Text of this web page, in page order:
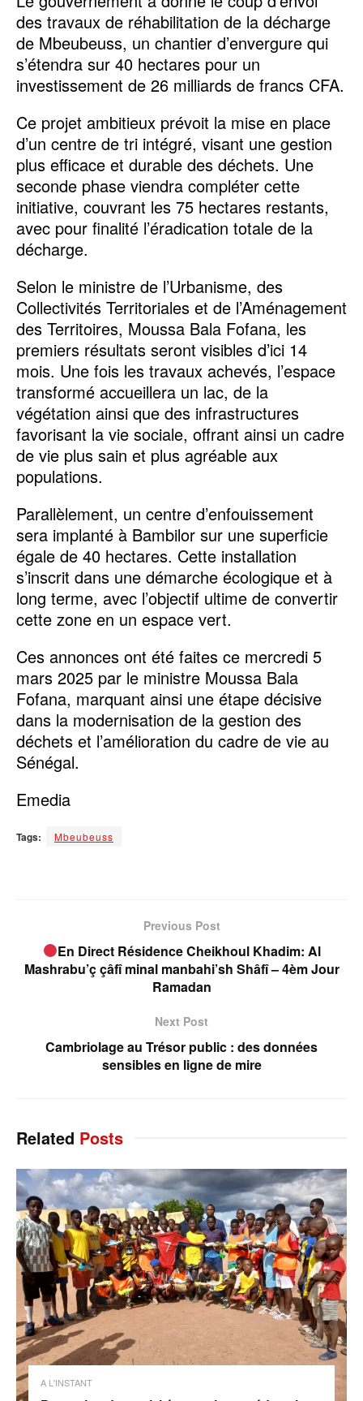
des travaux de réhabilitation de la décharge
de Mbeubeuss, un chantier d’envergure qui
s’étendra sur 40 hectares pour un
investissement de 26 milliards de francs CFA.
Ce projet ambitieux prévoit la mise en place
d’un centre de tri intégré, visant une gestion
plus efficace et durable des déchets. Une
seconde phase viendra compléter cette
initiative, couvrant les 75 hectares restants,
avec pour finalité l’éradication totale de la
décharge.
Selon le ministre de l’Urbanisme, des
Collectivités Territoriales et de l’Aménagement
des Territoires, Moussa Bala Fofana, les
premiers résultats seront visibles d’ici 14
mois. Une fois les travaux achevés, l’espace
transformé accueillera un lac, de la
végétation ainsi que des infrastructures
favorisant la vie sociale, offrant ainsi un cadre
de vie plus sain et plus agréable aux
populations.
Parallèlement, un centre d’enfouissement
sera implanté à Bambilor sur une superficie
égale de 40 hectares. Cette installation
s’inscrit dans une démarche écologique et à
long terme, avec l’objectif ultime de convertir
cette zone en un espace vert.
Ces annonces ont été faites ce mercredi 5
mars 2025 par le ministre Moussa Bala
Fofana, marquant ainsi une étape décisive
dans la modernisation de la gestion des
déchets et l’amélioration du cadre de vie au
Sénégal.
Emedia
Tags: Mbeubeuss
Previous Post
En Direct Résidence Cheikhoul Khadim: Al
Mashrabu’ç çâfî minal manbahi’sh Shâfî – 4èm Jour
Ramadan
Next Post
Cambriolage au Trésor public : des données
sensibles en ligne de mire
Related Posts
A L'INSTANT